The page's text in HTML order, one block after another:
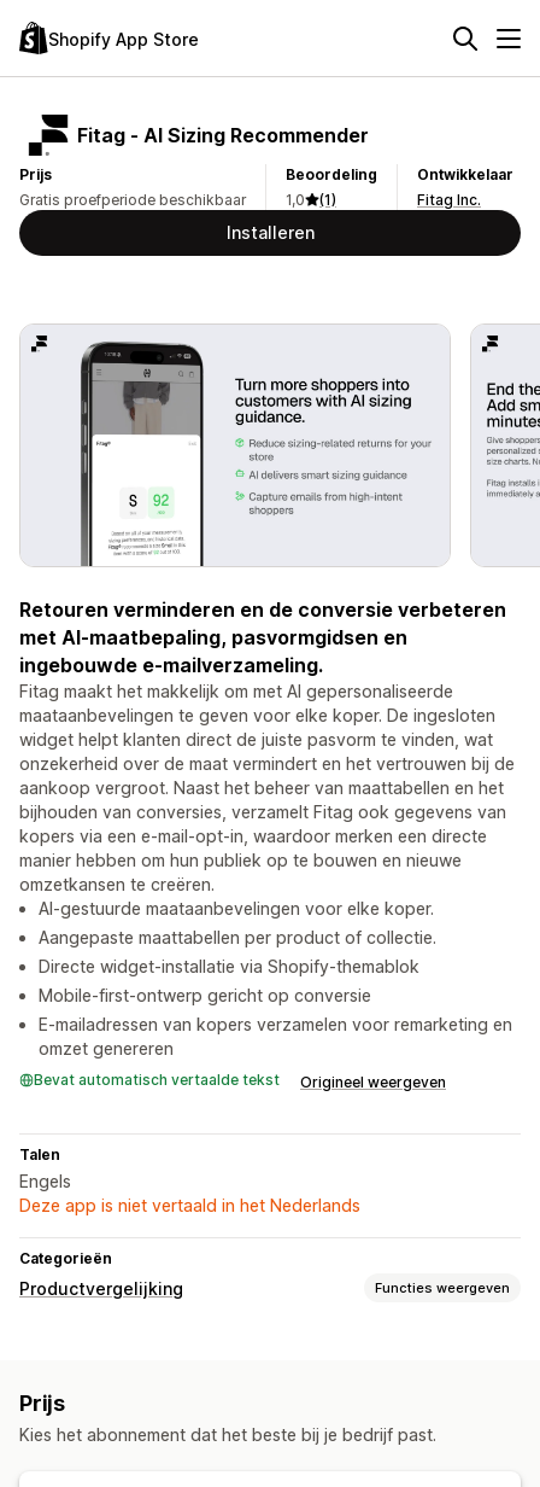
Shopify App Store
Fitag ‑ AI Sizing Recommender
Prijs
Gratis proefperiode beschikbaar
Beoordeling
1,0
(1)
Ontwikkelaar
Fitag Inc.
Installeren
Retouren verminderen en de conversie verbeteren
met AI-maatbepaling, pasvormgidsen en
ingebouwde e-mailverzameling.
Fitag maakt het makkelijk om met AI gepersonaliseerde
maataanbevelingen te geven voor elke koper. De ingesloten
widget helpt klanten direct de juiste pasvorm te vinden, wat
onzekerheid over de maat vermindert en het vertrouwen bij de
aankoop vergroot. Naast het beheer van maattabellen en het
bijhouden van conversies, verzamelt Fitag ook gegevens van
kopers via een e-mail-opt-in, waardoor merken een directe
manier hebben om hun publiek op te bouwen en nieuwe
omzetkansen te creëren.
AI-gestuurde maataanbevelingen voor elke koper.
Aangepaste maattabellen per product of collectie.
Directe widget-installatie via Shopify-themablok
Mobile-first-ontwerp gericht op conversie
E-mailadressen van kopers verzamelen voor remarketing en
omzet genereren
Bevat automatisch vertaalde tekst Origineel weergeven
Talen
Engels
Deze app is niet vertaald in het Nederlands
Categorieën
Productvergelijking Functies weergeven
Aanbevelingen
Analytics
Prijs
Kies het abonnement dat het beste bij je bedrijf past.